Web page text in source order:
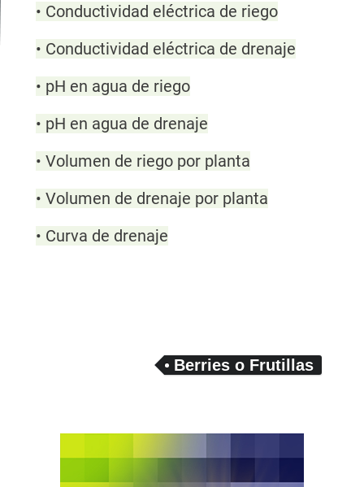
• Conductividad eléctrica de riego
• Conductividad eléctrica de drenaje
• pH en agua de riego
• pH en agua de drenaje
• Volumen de riego por planta
• Volumen de drenaje por planta
• Curva de drenaje
Berries o Frutillas